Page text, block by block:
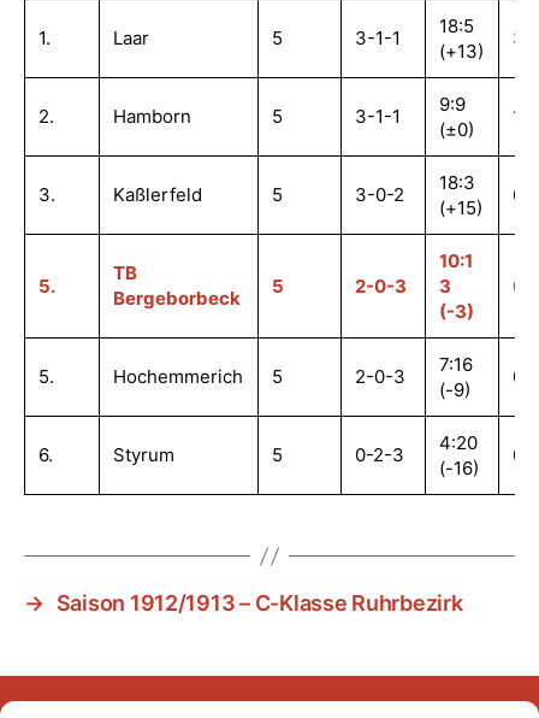
1. Laar 5 3-1-1
18:5
(+13)
2. Hamborn 5 3-1-1
9:9
(±0)
3. Kaßlerfeld 5 3-0-2
18:3
(+15)
5.
TB
Bergeborbeck
5 2-0-3
10:1
3
(-3)
5. Hochemmerich 5 2-0-3
7:16
(-9)
6. Styrum 5 0-2-3
4:20
(-16)
→ Saison 1912/1913 – C-Klasse Ruhrbezirk